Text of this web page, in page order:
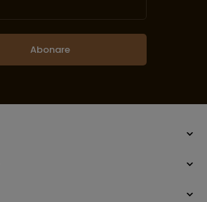
Abonare